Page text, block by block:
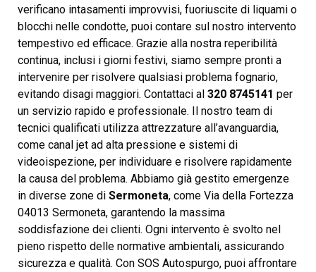
verificano intasamenti improvvisi, fuoriuscite di liquami o
blocchi nelle condotte, puoi contare sul nostro intervento
tempestivo ed efficace. Grazie alla nostra reperibilità
continua, inclusi i giorni festivi, siamo sempre pronti a
intervenire per risolvere qualsiasi problema fognario,
evitando disagi maggiori. Contattaci al 320 8745141 per
un servizio rapido e professionale. Il nostro team di
tecnici qualificati utilizza attrezzature all’avanguardia,
come canal jet ad alta pressione e sistemi di
videoispezione, per individuare e risolvere rapidamente
la causa del problema. Abbiamo già gestito emergenze
in diverse zone di Sermoneta, come Via della Fortezza
04013 Sermoneta, garantendo la massima
soddisfazione dei clienti. Ogni intervento è svolto nel
pieno rispetto delle normative ambientali, assicurando
sicurezza e qualità. Con SOS Autospurgo, puoi affrontare